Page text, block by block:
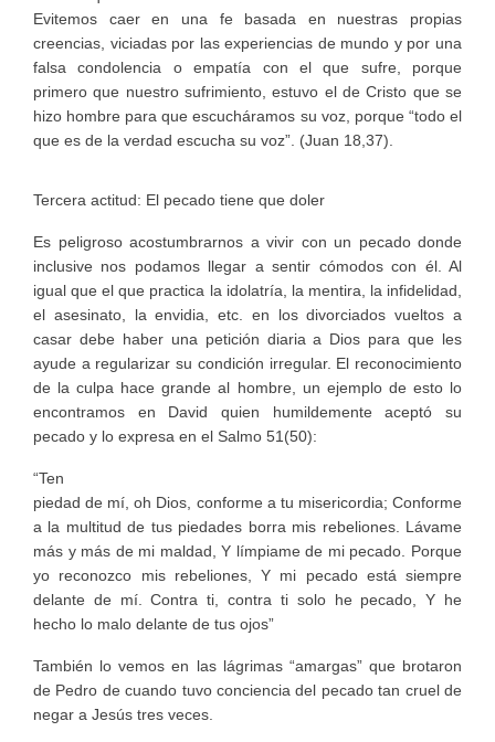
Evitemos caer en una fe basada en nuestras propias
creencias, viciadas por las experiencias de mundo y por una
falsa condolencia o empatía con el que sufre, porque
primero que nuestro sufrimiento, estuvo el de Cristo que se
hizo hombre para que escucháramos su voz, porque “todo el
que es de la verdad escucha su voz”. (Juan 18,37).
Tercera actitud: El pecado tiene que doler
Es peligroso acostumbrarnos a vivir con un pecado donde
inclusive nos podamos llegar a sentir cómodos con él. Al
igual que el que practica la idolatría, la mentira, la infidelidad,
el asesinato, la envidia, etc. en los divorciados vueltos a
casar debe haber una petición diaria a Dios para que les
ayude a regularizar su condición irregular. El reconocimiento
de la culpa hace grande al hombre, un ejemplo de esto lo
encontramos en David quien humildemente aceptó su
pecado y lo expresa en el Salmo 51(50):
“Ten
piedad de mí, oh Dios, conforme a tu misericordia; Conforme
a la multitud de tus piedades borra mis rebeliones. Lávame
más y más de mi maldad, Y límpiame de mi pecado. Porque
yo reconozco mis rebeliones, Y mi pecado está siempre
delante de mí. Contra ti, contra ti solo he pecado, Y he
hecho lo malo delante de tus ojos”
También lo vemos en las lágrimas “amargas” que brotaron
de Pedro de cuando tuvo conciencia del pecado tan cruel de
negar a Jesús tres veces.